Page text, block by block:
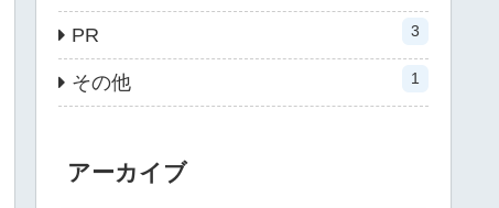
PR 3
その他 1
アーカイブ